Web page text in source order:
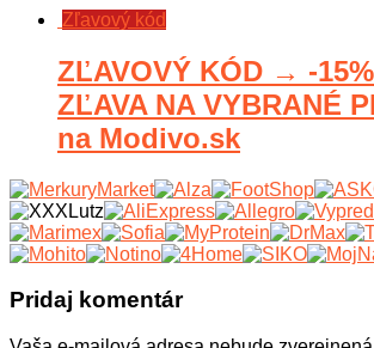
Zľavový kód
ZĽAVOVÝ KÓD → -
ZĽAVA NA VYBRANÉ
na Modivo.sk
Pridaj komentár